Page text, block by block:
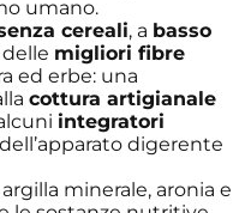
umano.
cereali, a basso
migliori fibre
ed erbe: una
cottura artigianale
integratori
digerente
argilla minerale, aronia e